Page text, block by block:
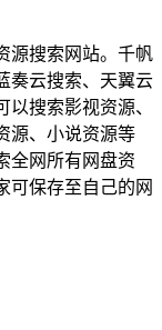
源搜索网站。千帆
奏云搜索、天翼云
搜索影视资源、
源、小说资源等
全网所有网盘资
可保存至自己的网